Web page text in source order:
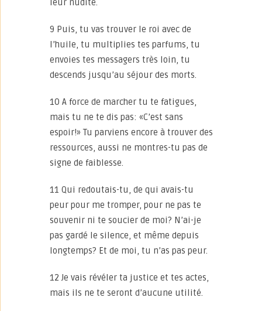
leur nudité.
9 Puis, tu vas trouver le roi avec de
l’huile, tu multiplies tes parfums, tu
envoies tes messagers très loin, tu
descends jusqu’au séjour des morts.
10 A force de marcher tu te fatigues,
mais tu ne te dis pas: «C’est sans
espoir!» Tu parviens encore à trouver des
ressources, aussi ne montres-tu pas de
signe de faiblesse.
11 Qui redoutais-tu, de qui avais-tu
peur pour me tromper, pour ne pas te
souvenir ni te soucier de moi? N’ai-je
pas gardé le silence, et même depuis
longtemps? Et de moi, tu n’as pas peur.
12 Je vais révéler ta justice et tes actes,
mais ils ne te seront d’aucune utilité.